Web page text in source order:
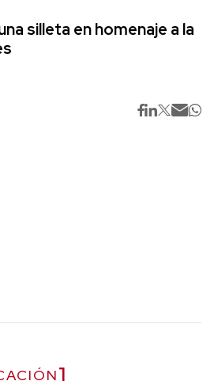
silleta en homenaje a la